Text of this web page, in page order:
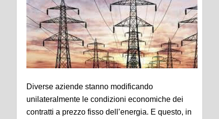
Diverse aziende stanno modificando
unilateralmente le condizioni economiche dei
contratti a prezzo fisso dell’energia. E questo, in